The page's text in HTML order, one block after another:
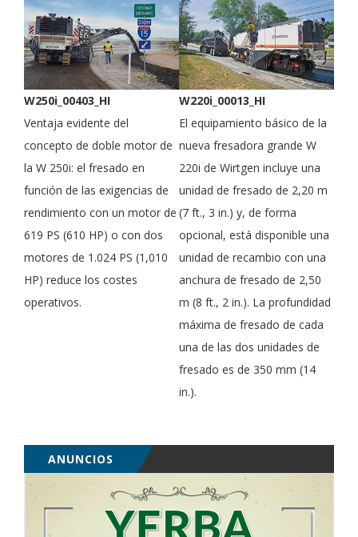
W250i_00403_HI
Ventaja evidente del
concepto de doble motor de
la W 250i: el fresado en
función de las exigencias de
rendimiento con un motor de
619 PS (610 HP) o con dos
motores de 1.024 PS (1,010
HP) reduce los costes
operativos.
W220i_00013_HI
El equipamiento básico de la
nueva fresadora grande W
220i de Wirtgen incluye una
unidad de fresado de 2,20 m
(7 ft., 3 in.) y, de forma
opcional, está disponible una
unidad de recambio con una
anchura de fresado de 2,50
m (8 ft., 2 in.). La profundidad
máxima de fresado de cada
una de las dos unidades de
fresado es de 350 mm (14
in.).
ANUNCIOS